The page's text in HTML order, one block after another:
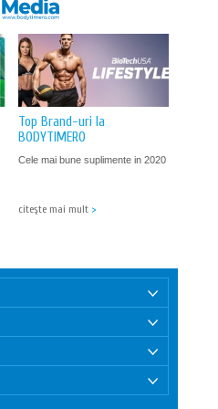
Top Brand-uri la
BODYTIMERO
Cele mai bune suplimente in 2020
citeşte mai mult >